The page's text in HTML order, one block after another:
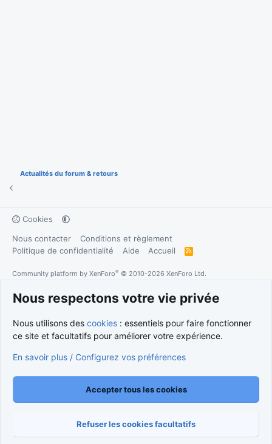
Actualités du forum & retours
Cookies
Nous contacter
Conditions et règlement
Politique de confidentialité
Aide Accueil
R
S
Community platform by XenForo® © 2010-2026 XenForo Ltd.
Nous respectons votre vie privée
Nous utilisons des cookies : essentiels pour faire fonctionner
ce site et facultatifs pour améliorer votre expérience.
En savoir plus / Configurez vos préférences
Accepter tous les cookies
Refuser les cookies facultatifs